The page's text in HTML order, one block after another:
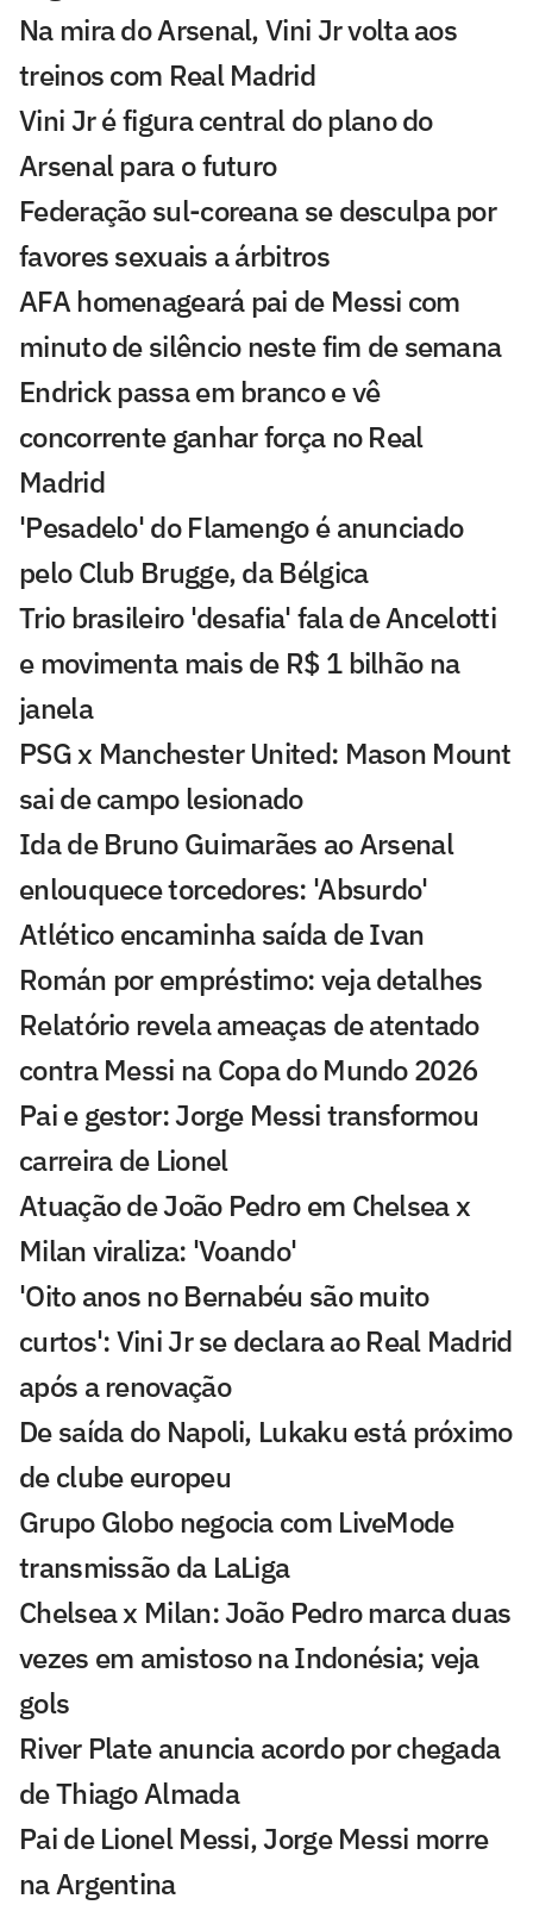
Na mira do Arsenal, Vini Jr volta aos
treinos com Real Madrid
Vini Jr é figura central do plano do
Arsenal para o futuro
Federação sul-coreana se desculpa por
favores sexuais a árbitros
AFA homenageará pai de Messi com
minuto de silêncio neste fim de semana
Endrick passa em branco e vê
concorrente ganhar força no Real
Madrid
'Pesadelo' do Flamengo é anunciado
pelo Club Brugge, da Bélgica
Trio brasileiro 'desafia' fala de Ancelotti
e movimenta mais de R$ 1 bilhão na
janela
PSG x Manchester United: Mason Mount
sai de campo lesionado
Ida de Bruno Guimarães ao Arsenal
enlouquece torcedores: 'Absurdo'
Atlético encaminha saída de Ivan
Román por empréstimo: veja detalhes
Relatório revela ameaças de atentado
contra Messi na Copa do Mundo 2026
Pai e gestor: Jorge Messi transformou
carreira de Lionel
Atuação de João Pedro em Chelsea x
Milan viraliza: 'Voando'
'Oito anos no Bernabéu são muito
curtos': Vini Jr se declara ao Real Madrid
após a renovação
De saída do Napoli, Lukaku está próximo
de clube europeu
Grupo Globo negocia com LiveMode
transmissão da LaLiga
Chelsea x Milan: João Pedro marca duas
vezes em amistoso na Indonésia; veja
gols
River Plate anuncia acordo por chegada
de Thiago Almada
Pai de Lionel Messi, Jorge Messi morre
na Argentina